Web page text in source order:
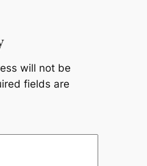
will not be
fields are